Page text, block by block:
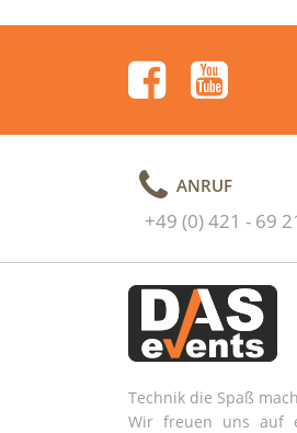
ANRUF
+49 (0) 421 - 69
Technik die Spaß
Wir freuen uns auf